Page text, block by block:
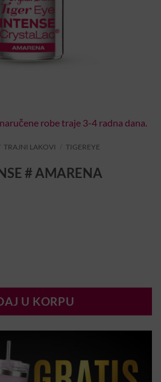
robe traje 3-4 radna dana.
TRAJNI LAKOVI TIGEREYE
# AMARENA
AMARENA količina
U KORPU